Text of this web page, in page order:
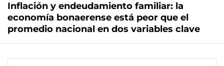
Inflación y endeudamiento familiar: la
economía bonaerense está peor que el
promedio nacional en dos variables clave